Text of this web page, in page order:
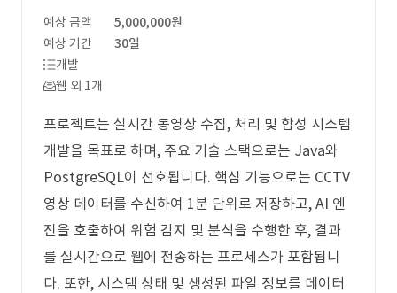
예상 금액
5,000,000원
예상 기간
30일
개발
웹 외 1개
프로젝트는 실시간 동영상 수집, 처리 및 합성 시스템
개발을 목표로 하며, 주요 기술 스택으로는 Java와
PostgreSQL이 선호됩니다. 핵심 기능으로는 CCTV
영상 데이터를 수신하여 1분 단위로 저장하고, AI 엔
진을 호출하여 위험 감지 및 분석을 수행한 후, 결과
를 실시간으로 웹에 전송하는 프로세스가 포함됩니
다. 또한, 시스템 상태 및 생성된 파일 정보를 데이터